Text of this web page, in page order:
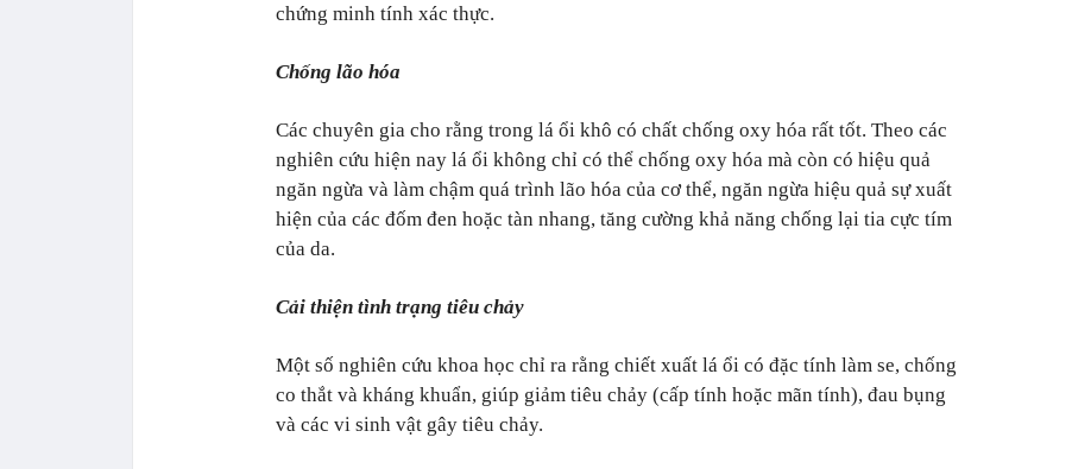
chứng minh tính xác thực.
Chống lão hóa
Các chuyên gia cho rằng trong lá ổi khô có chất chống oxy hóa rất tốt. Theo các
nghiên cứu hiện nay lá ổi không chỉ có thể chống oxy hóa mà còn có hiệu quả
ngăn ngừa và làm chậm quá trình lão hóa của cơ thể, ngăn ngừa hiệu quả sự xuất
hiện của các đốm đen hoặc tàn nhang, tăng cường khả năng chống lại tia cực tím
của da.
Cải thiện tình trạng tiêu chảy
Một số nghiên cứu khoa học chỉ ra rằng chiết xuất lá ổi có đặc tính làm se, chống
co thắt và kháng khuẩn, giúp giảm tiêu chảy (cấp tính hoặc mãn tính), đau bụng
và các vi sinh vật gây tiêu chảy.